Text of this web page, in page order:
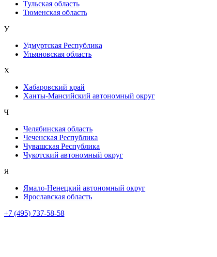
Тульская область
Тюменская область
У
Удмуртская Республика
Ульяновская область
Х
Хабаровский край
Ханты-Мансийский автономный округ
Ч
Челябинская область
Чеченская Республика
Чувашская Республика
Чукотский автономный округ
Я
Ямало-Ненецкий автономный округ
Ярославская область
+7 (495) 737-58-58